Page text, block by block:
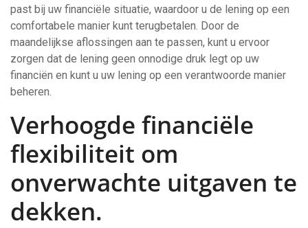
past bij uw financiële situatie, waardoor u de lening op een
comfortabele manier kunt terugbetalen. Door de
maandelijkse aflossingen aan te passen, kunt u ervoor
zorgen dat de lening geen onnodige druk legt op uw
financiën en kunt u uw lening op een verantwoorde manier
beheren.
Verhoogde financiële
flexibiliteit om
onverwachte uitgaven te
dekken.